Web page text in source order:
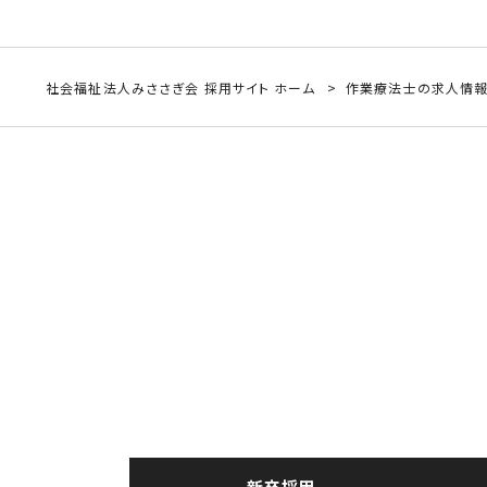
社会福祉法人みささぎ会 採用サイト ホーム 作業療法士の求人情